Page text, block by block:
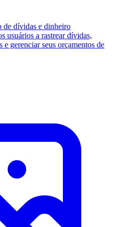
de dívidas e dinheiro
usuários a rastrear dívidas,
gerenciar seus orçamentos de